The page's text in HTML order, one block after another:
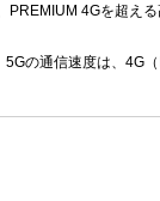
4Gを超え
の通信速度は、4G